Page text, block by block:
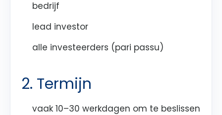
bedrijf
lead investor
alle investeerders (pari passu)
2. Termijn
vaak 10–30 werkdagen om te beslissen